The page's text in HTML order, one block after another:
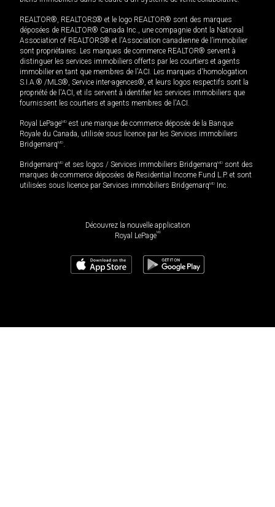
REALTOR®, REALTORS® et le logo REALTOR® sont des marques
déposées de REALTOR® Canada Inc., une compagnie dont la National
Association of REALTORS® et l'Association canadienne de l’immobilier
sont propriétaires. Les marques de commerce REALTOR® servent à
distinguer les services immobiliers offerts par les courtiers et agents
immobilier en tant que membres de l'ACI. Les marques d'homologation
S.I.A.® /MLS®, Service inter-agences®, et leurs logos respectifs sont la
propriété de l'ACI, et ils servent à identifier les services immobiliers que
fournissent les courtiers et agents membres de l'ACI.
Royal LePageMD est une marque de commerce déposée de la Banque
Royale du Canada, utilisée sous licence par les Services immobiliers
BridgemarqMD.
BridgemarqMD et ses logos / Services immobiliers BridgemarqMD sont des
marques de commerce déposées de Residential Income Fund L.P. et sont
utilisées sous licence par Services immobiliers BridgemarqMD Inc.
Découvrez la nouvelle application
Royal LePageMD